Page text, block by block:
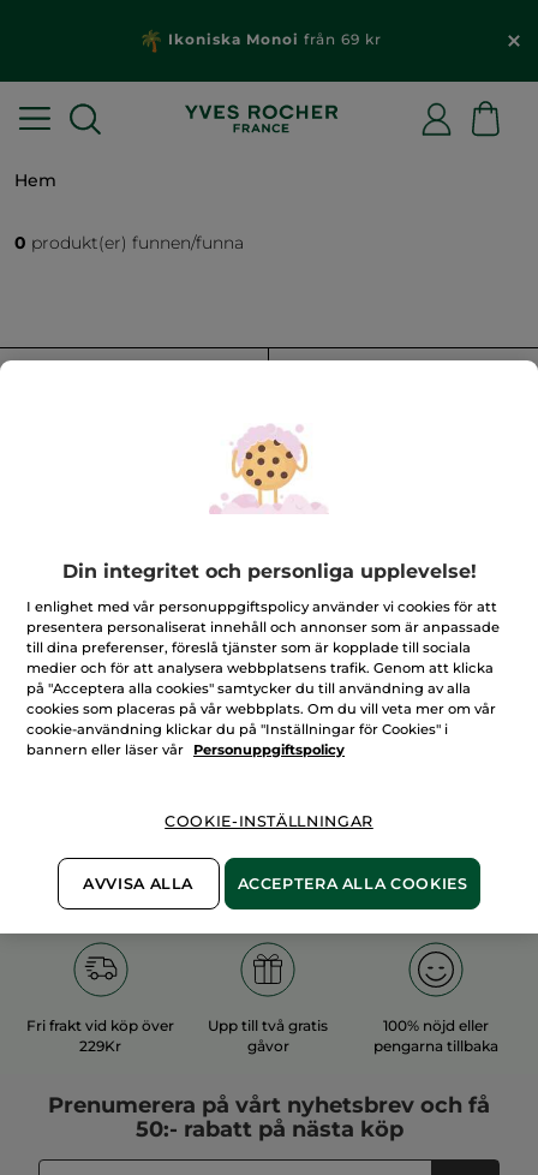
Ikoniska Monoi från 69 kr
Hem
0 produkt(er) funnen/funna
100%vegetabiliska
ingredienser
60 hektar
ekologiska odlingar
Fri frakt vid köp över
229Kr
Upp till två gratis
gåvor
100% nöjd eller
pengarna tillbaka
Prenumerera på vårt nyhetsbrev och få
50:- rabatt på nästa köp
Din integritet och personliga upplevelse!
I enlighet med vår personuppgiftspolicy använder vi cookies för att
presentera personaliserat innehåll och annonser som är anpassade
till dina preferenser, föreslå tjänster som är kopplade till sociala
medier och för att analysera webbplatsens trafik. Genom att klicka
på "Acceptera alla cookies" samtycker du till användning av alla
cookies som placeras på vår webbplats. Om du vill veta mer om vår
cookie-användning klickar du på "Inställningar för Cookies" i
bannern eller läser vår
Personuppgiftspolicy
COOKIE-INSTÄLLNINGAR
AVVISA ALLA ACCEPTERA ALLA COOKIES